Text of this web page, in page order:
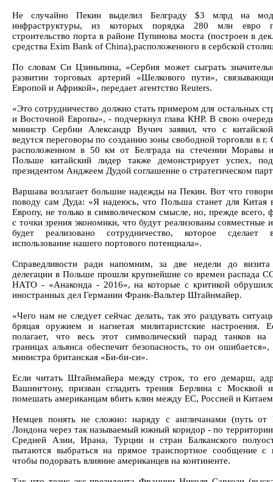
Не случайно Пекин выделил Белграду $3 млрд на
инфраструктуры, из которых порядка 280 млн евро
строительство порта в районе Пупинова моста (построен в
средства Exim Bank of China),расположенного в сербской
По словам Си Цзиньпина, «Сербия может сыграть
развитии торговых артерий «Шелкового пути»,
Европой и Африкой», передает агентство Reuters.
«Это сотрудничество должно стать примером для остальных
и Восточной Европы», - подчеркнул глава КНР. В свою
министр Сербии Александр Вучич заявил, что с
ведутся переговоры по созданию зоны свободной торговли в г.
расположенном в 50 км от Белграда на стечении Моравы
Польше китайский лидер также демонстрирует успех,
президентом Анджеем Дудой соглашение о стратегическом
Варшава возлагает большие надежды на Пекин. Вот что
поводу сам Дуда: «Я надеюсь, что Польша станет для Китая
Европу, не только в символическом смысле, но, прежде всего,
с точки зрения экономики, что будут реализованы совместные
будет реализовано сотрудничество, которое сделает
использование нашего портового потенциала».
Справедливости ради напомним, за две недели до визита
делегации в Польше прошли крупнейшие со времен распада
НАТО - «Анаконда - 2016», на которые с критикой
иностранных дел Германии Франк-Вальтер Штайнмайер.
«Чего нам не следует сейчас делать, так это раздувать
бряцая оружием и нагнетая милитаристские настроения.
полагает, что весь этот символический парад танков на
границах альянса обеспечит безопасность, то он
министра британская «Би-би-си».
Если читать Штайнмайера между строк, то его демарш,
Вашингтону, призван сгладить трения Берлина с Москвой
помешать американцам вбить клин между ЕС, Россией и
Немцев понять не сложно: наряду с англичанами (путь от
Лондона через так называемый южный коридор - по
Средней Азии, Ирана, Турции и стран Балканского
пытаются выбраться на прямое транспортное сообщение с
чтобы подорвать влияние американцев на континенте.